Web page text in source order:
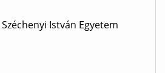
István Egyetem